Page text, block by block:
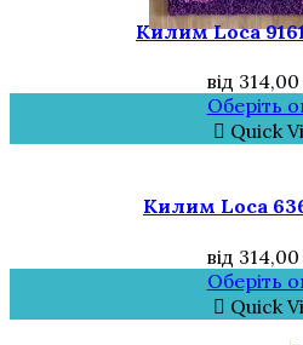
Килим Loca
від 314,00
Оберіть
Quick
Килим Loca
від 314,00
Оберіть
Quick